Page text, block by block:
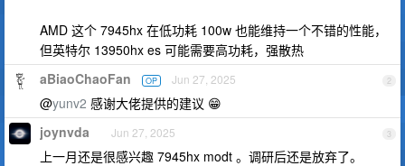
AMD 这个 7945hx 在低功耗 100w 也能维持一个不错的性能，
但英特尔 13950hx es 可能需要高功耗，强散热
2
aBiaoChaoFan OP Jun 27, 2025
@yunv2 感谢大佬提供的建议 😁
3
joynvda Jun 27, 2025
上一月还是很感兴趣 7945hx modt 。调研后还是放弃了。